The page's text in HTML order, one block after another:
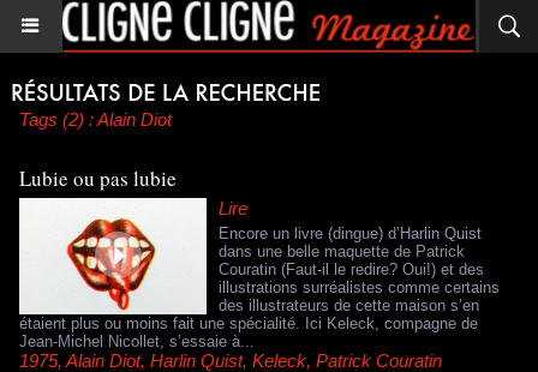
Tags (2) : Alain Diot
Lubie ou pas lubie
Lire
Encore un livre (dingue) d’Harlin Quist
dans une belle maquette de Patrick
Couratin (Faut-il le redire? Oui!) et des
illustrations surréalistes comme certains
des illustrateurs de cette maison s’en
étaient plus ou moins fait une spécialité. Ici Keleck, compagne de
Jean-Michel Nicollet, s’essaie à...
1975, Alain Diot, Harlin Quist, Keleck, Patrick Couratin